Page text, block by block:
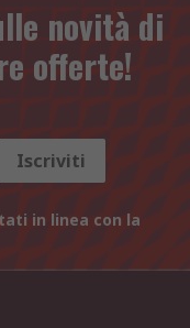
novità di
offerte!
Iscriviti
in linea con la